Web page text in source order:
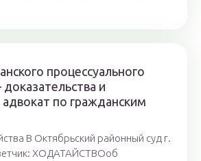
процессуального
и
по гражданским
В Октябрьский районный суд г.
ХОДАТАЙСТВОоб